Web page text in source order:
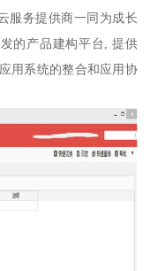
服务提供商一同为成长
的产品建构平台, 提供
用系统的整合和应用协